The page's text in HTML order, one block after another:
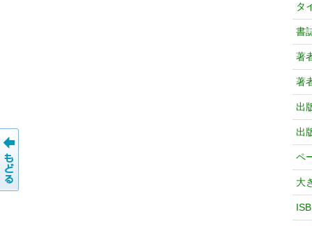
タ
書
著
著
出
出
ペ
大